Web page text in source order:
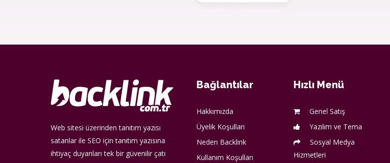
Web sitesi üzerinden tanıtım yazısı
satanlar ile SEO için tanıtım yazısına
ihtiyaç duyanları tek bir güvenilir çatı
Bağlantılar
Hakkımızda
Üyelik Koşulları
Neden Backlink
Kullanım Koşulları
Hızlı Menü
Genel Satış
Yazılım ve Tema
Sosyal Medya
Hizmetleri